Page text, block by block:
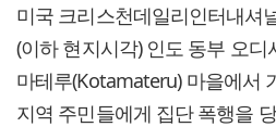
미국 크리스천데일리인터내셔
(이하 현지시각) 인도 동부 오
마테루(Kotamateru) 마을에서
지역 주민들에게 집단 폭행을